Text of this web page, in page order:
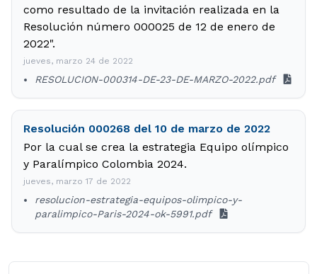
como resultado de la invitación realizada en la
Resolución número 000025 de 12 de enero de
2022".
jueves, marzo 24 de 2022
RESOLUCION-000314-DE-23-DE-MARZO-2022.pdf
Resolución 000268 del 10 de marzo de 2022
Por la cual se crea la estrategia Equipo olímpico
y Paralímpico Colombia 2024.
jueves, marzo 17 de 2022
resolucion-estrategia-equipos-olimpico-y-
paralimpico-Paris-2024-ok-5991.pdf